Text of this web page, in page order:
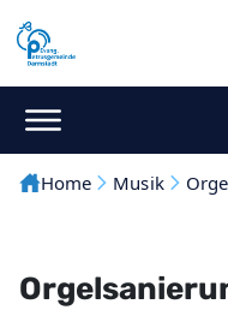
Home Musik